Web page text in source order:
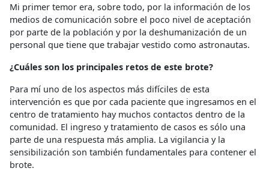
Mi primer temor era, sobre todo, por la información de los
medios de comunicación sobre el poco nivel de aceptación
por parte de la población y por la deshumanización de un
personal que tiene que trabajar vestido como astronautas.
¿Cuáles son los principales retos de este brote?
Para mí uno de los aspectos más difíciles de esta
intervención es que por cada paciente que ingresamos en el
centro de tratamiento hay muchos contactos dentro de la
comunidad. El ingreso y tratamiento de casos es sólo una
parte de una respuesta más amplia. La vigilancia y la
sensibilización son también fundamentales para contener el
brote.